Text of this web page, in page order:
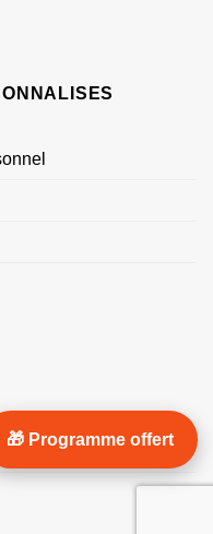
🎁 Programme offert